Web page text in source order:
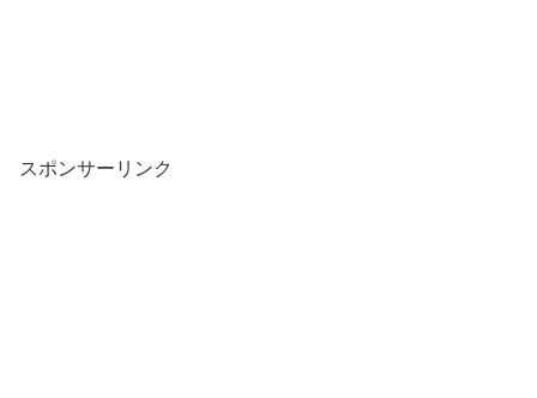
スポンサーリンク